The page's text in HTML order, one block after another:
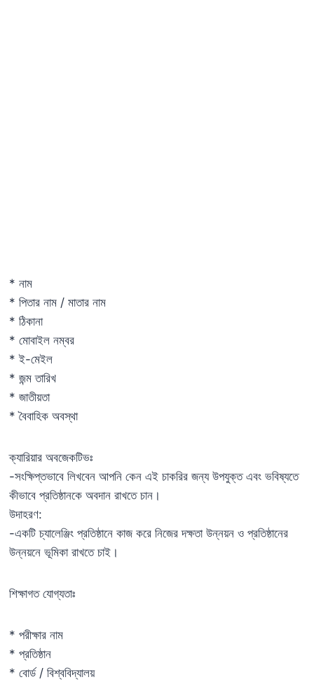
* নাম
* পিতার নাম / মাতার নাম
* ঠিকানা
* মোবাইল নম্বর
* ই-মেইল
* জন্ম তারিখ
* জাতীয়তা
* বৈবাহিক অবস্থা
ক্যারিয়ার অবজেকটিভঃ
-সংক্ষিপ্তভাবে লিখবেন আপনি কেন এই চাকরির জন্য উপযুক্ত এবং ভবিষ্যতে
কীভাবে প্রতিষ্ঠানকে অবদান রাখতে চান।
উদাহরণ:
-একটি চ্যালেঞ্জিং প্রতিষ্ঠানে কাজ করে নিজের দক্ষতা উন্নয়ন ও প্রতিষ্ঠানের
উন্নয়নে ভূমিকা রাখতে চাই।
শিক্ষাগত যোগ্যতাঃ
* পরীক্ষার নাম
* প্রতিষ্ঠান
* বোর্ড / বিশ্ববিদ্যালয়